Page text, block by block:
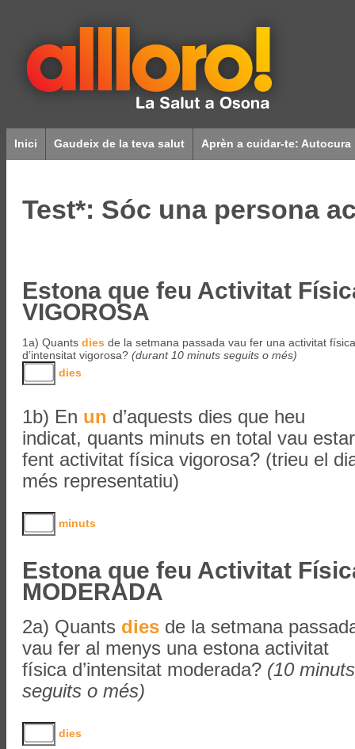
Inici Gaudeix de la teva salut Aprèn a cuidar-te: Autocura
Test*: Sóc una persona
Estona que feu Activitat
VIGOROSA
1a) Quants dies de la setmana passada vau fer una activitat física
d’intensitat vigorosa? (durant 10 minuts seguits o més)
dies
1b) En un d’aquests dies que heu
indicat, quants minuts en total vau estar
fent activitat física vigorosa? (trieu el
més representatiu)
minuts
Estona que feu Activitat
MODERADA
2a) Quants dies de la setmana
vau fer al menys una estona activitat
física d’intensitat moderada? (10 minuts
seguits o més)
dies